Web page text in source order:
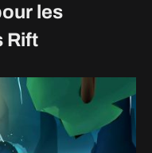
les
Rift